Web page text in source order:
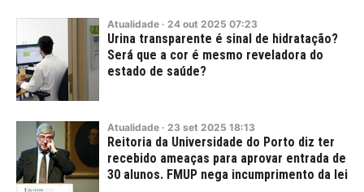
Atualidade · 24 out 2025 07:23
Urina transparente é sinal de hidratação?
Será que a cor é mesmo reveladora do
estado de saúde?
Atualidade · 23 set 2025 18:13
Reitoria da Universidade do Porto diz ter
recebido ameaças para aprovar entrada de
30 alunos. FMUP nega incumprimento da lei